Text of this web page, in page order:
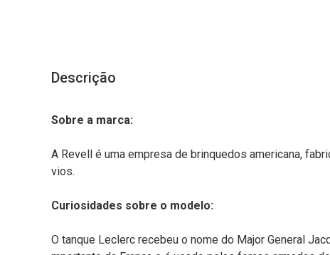
Descrição
Sobre a marca:
A Revell é uma empresa de brinquedos americana,
vios.
Curiosidades sobre o modelo:
O tanque Leclerc recebeu o nome do Major General